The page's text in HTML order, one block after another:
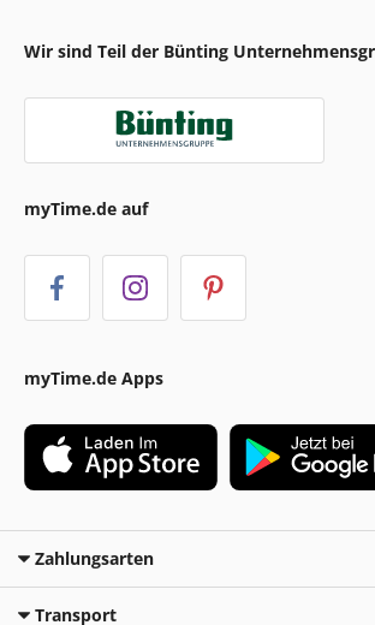
Wir sind Teil der Bünting
myTime.de auf
myTime.de Apps
Zahlungsarten
Transport